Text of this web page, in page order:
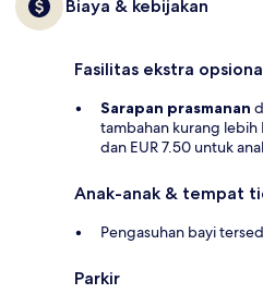
Biaya & kebijakan
Fasilitas ekstra
Sarapan prasmanan
tambahan kurang lebih
dan EUR 7.50 untuk
Anak-anak & tempat
Pengasuhan bayi
Parkir